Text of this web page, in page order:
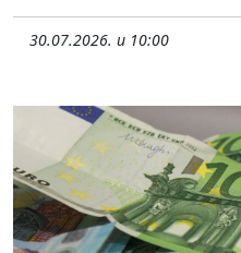
30.07.2026. u 10:00